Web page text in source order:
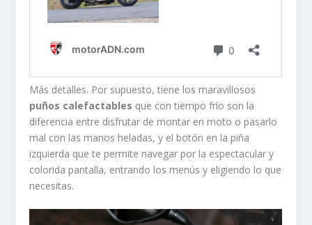
Más detalles. Por supuesto, tiene los maravillosos
puños calefactables que con tiempo frío son la
diferencia entre disfrutar de montar en moto o pasarlo
mal con las manos heladas, y el botón en la piña
izquierda que te permite navegar por la espectacular y
colorida pantalla, entrando los menús y eligiendo lo que
necesitas.